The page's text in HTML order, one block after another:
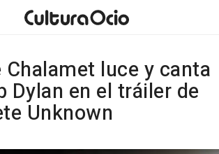
luce y canta
Dylan en el tráiler de
Unknown